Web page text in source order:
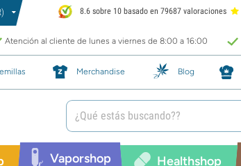
8.6 sobre 10 basado en 79687 valoraciones
Atención al cliente de lunes a viernes de 8:00 a 16:00
Merchandise Blog
Vaporshop Healthshop